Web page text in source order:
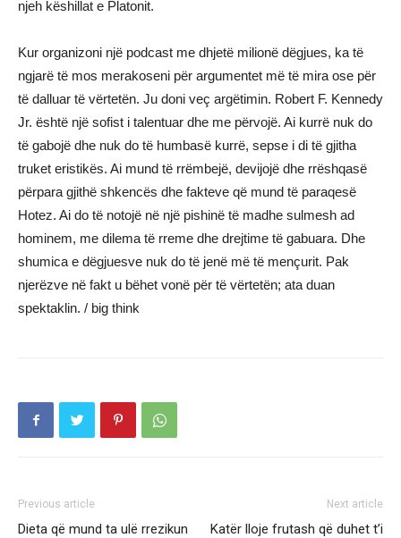
njeh këshillat e Platonit.
Kur organizoni një podcast me dhjetë milionë dëgjues, ka të
ngjarë të mos merakoseni për argumentet më të mira ose për
të dalluar të vërtetën. Ju doni veç argëtimin. Robert F. Kennedy
Jr. është një sofist i talentuar dhe me përvojë. Ai kurrë nuk do
të gabojë dhe nuk do të humbasë kurrë, sepse i di të gjitha
truket eristikës. Ai mund të rrëmbejë, devijojë dhe rrëshqasë
përpara gjithë shkencës dhe fakteve që mund të paraqesë
Hotez. Ai do të notojë në një pishinë të madhe sulmesh ad
hominem, me dilema të rreme dhe drejtime të gabuara. Dhe
shumica e dëgjuesve nuk do të jenë më të mençurit. Pak
njerëzve në fakt u bëhet vonë për të vërtetën; ata duan
spektaklin. / big think
Previous article
Dieta që mund ta ulë rrezikun
Next article
Katër lloje frutash që duhet t’i